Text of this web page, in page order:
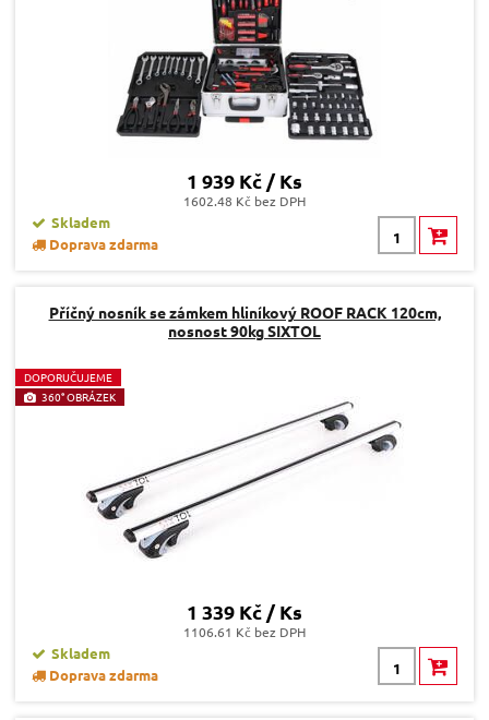
1 939 Kč / Ks
1602.48 Kč bez DPH
Skladem
Doprava zdarma
Příčný nosník se zámkem hliníkový ROOF RACK 120cm,
nosnost 90kg SIXTOL
DOPORUČUJEME
360° OBRÁZEK
1 339 Kč / Ks
1106.61 Kč bez DPH
Skladem
Doprava zdarma